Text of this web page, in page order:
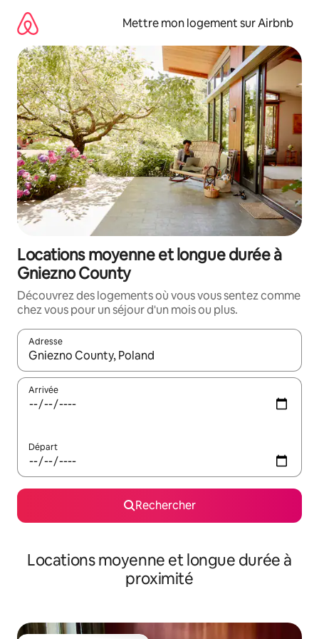
directement
contenu
Mettre mon logement sur Airbnb
Locations moyenne et longue durée à
Gniezno County
Découvrez des logements où vous vous sentez comme
chez vous pour un séjour d'un mois ou plus.
Adresse
Lorsque les résultats s'affichent, utilisez les flèches vers le
Arrivée
Départ
Rechercher
Locations moyenne et longue durée à
proximité